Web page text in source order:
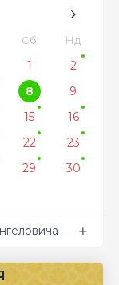
Сб Нд
1
2
8
9
15
16
22
23
29
30